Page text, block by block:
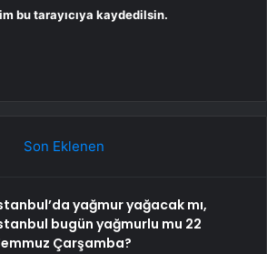
bu tarayıcıya kaydedilsin.
Son Eklenen
yağmur yağacak mı,
bugün yağmurlu mu 22
Çarşamba?